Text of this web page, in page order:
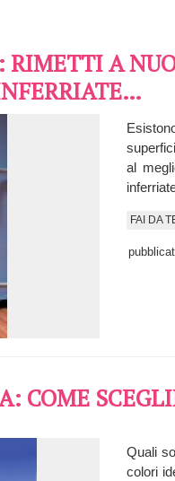
A
al
FAI DA
COME
Quali
colori